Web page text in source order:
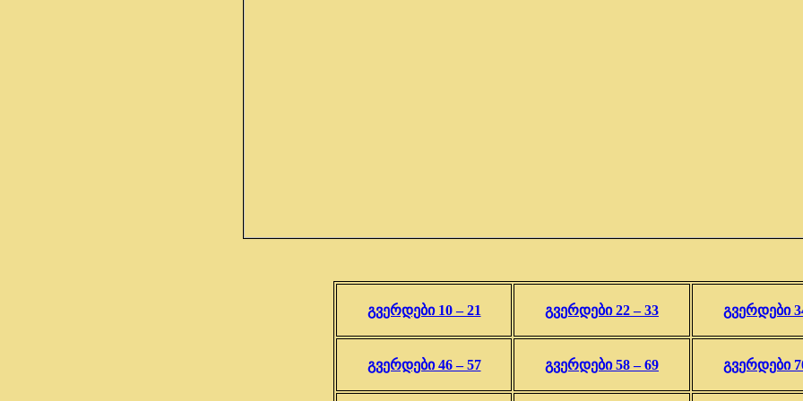
გვერდები 10 – 21 გვერდები 22 – 33 გვერდები
გვერდები 46 – 57 გვერდები 58 – 69 გვერდები